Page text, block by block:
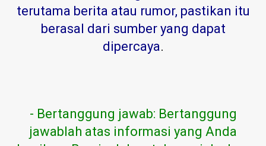
terutama berita atau rumor, pastikan itu
berasal dari sumber yang dapat
dipercaya.
- Bertanggung jawab: Bertanggung
jawablah atas informasi yang Anda